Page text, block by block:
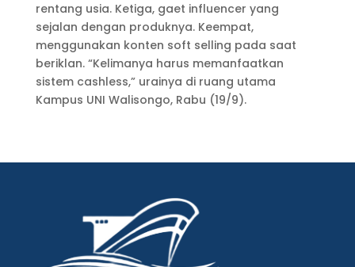
rentang usia. Ketiga, gaet influencer yang
sejalan dengan produknya. Keempat,
menggunakan konten soft selling pada saat
beriklan. “Kelimanya harus memanfaatkan
sistem cashless,” urainya di ruang utama
Kampus UNI Walisongo, Rabu (19/9).